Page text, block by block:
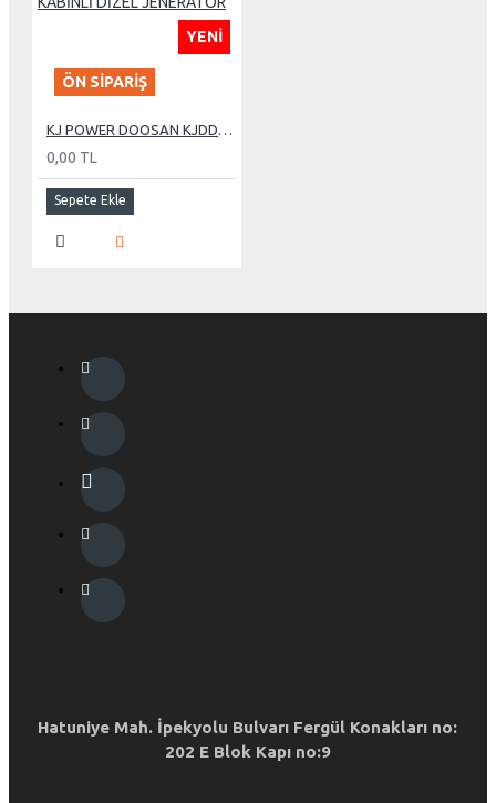
YENI
ÖN SIPARIŞ
KJ POWER DOOSAN KJDD 485 KVA OTOMATİK KABİNLİ DİZEL JENERATÖR
0,00 TL
Sepete Ekle
Hatuniye Mah. İpekyolu Bulvarı Fergül Konakları no:
202 E Blok Kapı no:9